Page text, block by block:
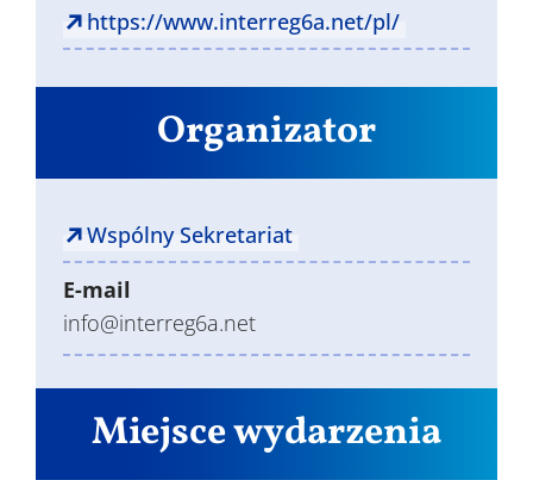
https://www.interreg6a.net/pl/
Miejsce wydarzenia
Organizator
Wspólny Sekretariat
E-mail
info@interreg6a.net